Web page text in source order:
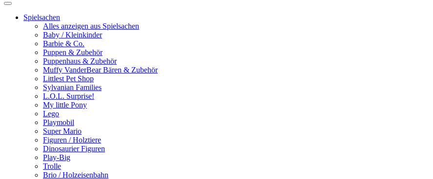
Spielsachen
Alles anzeigen aus Spielsachen
Baby / Kleinkinder
Barbie & Co.
Puppen & Zubehör
Puppenhaus & Zubehör
Muffy VanderBear Bären & Zubehör
Littlest Pet Shop
Sylvanian Families
L.O.L. Surprise!
My little Pony
Lego
Playmobil
Super Mario
Figuren / Holztiere
Dinosaurier Figuren
Play-Big
Trolle
Brio / Holzeisenbahn